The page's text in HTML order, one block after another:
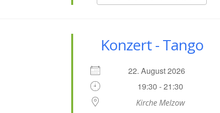
Konzert - Tango
22. August 2026
19:30 - 21:30
Kirche Melzow